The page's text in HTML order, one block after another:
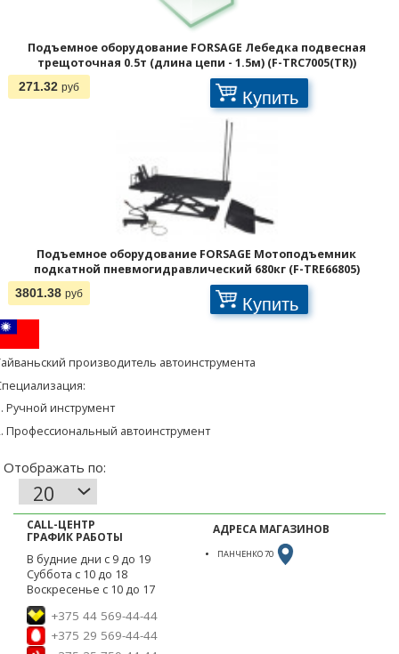
Подъемное оборудование FORSAGE Лебедка подвесная
трещоточная 0.5т (длина цепи - 1.5м) (F-TRC7005(TR))
271.32 руб Купить
Подъемное оборудование FORSAGE Мотоподъемник
подкатной пневмогидравлический 680кг (F-TRE66805)
3801.38 руб Купить
производитель автоинструмента
Ручной инструмент
Профессиональный автоинструмент
CALL-ЦЕНТР
ГРАФИК РАБОТЫ
В будние дни с 9 до 19
Суббота с 10 до 18
Воскресенье с 10 до 17
+375 44 569-44-44
+375 29 569-44-44
АДРЕСА МАГАЗИНОВ
ПАНЧЕНКО 70